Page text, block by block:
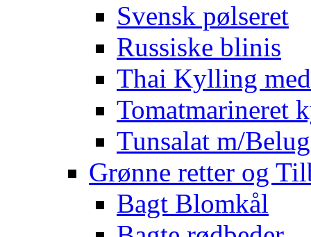
Svensk pølseret
Russiske blinis
Thai Kylling
Tomatmarineret
Tunsalat m/
Grønne retter og
Bagt Blomkål